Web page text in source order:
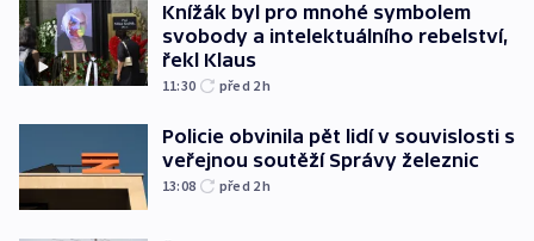
Knížák byl pro mnohé symbolem
svobody a intelektuálního rebelství,
řekl Klaus
11:30 před 2h
Policie obvinila pět lidí v souvislosti s
veřejnou soutěží Správy železnic
13:08 před 2h